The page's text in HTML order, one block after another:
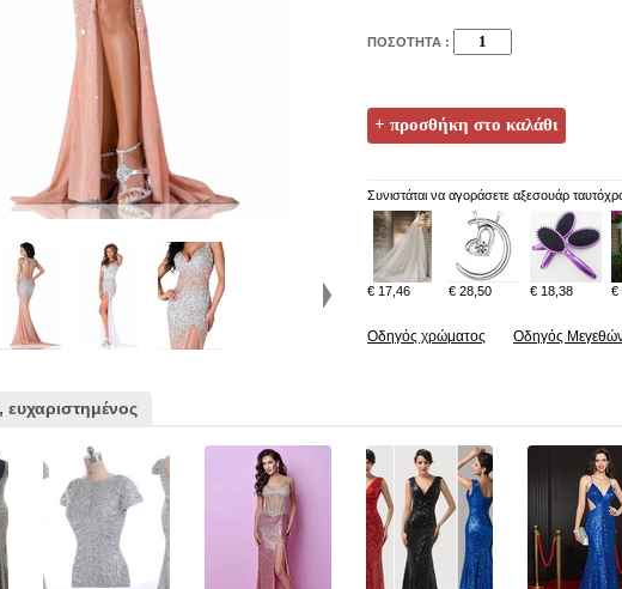
ΠΟΣΟΤΗΤΑ :
Συνιστάται να αγοράσετε αξεσουάρ
€ 17,46 € 28,50 € 18,38 €
Οδηγός χρώματος Οδηγός
ευχαριστημένος